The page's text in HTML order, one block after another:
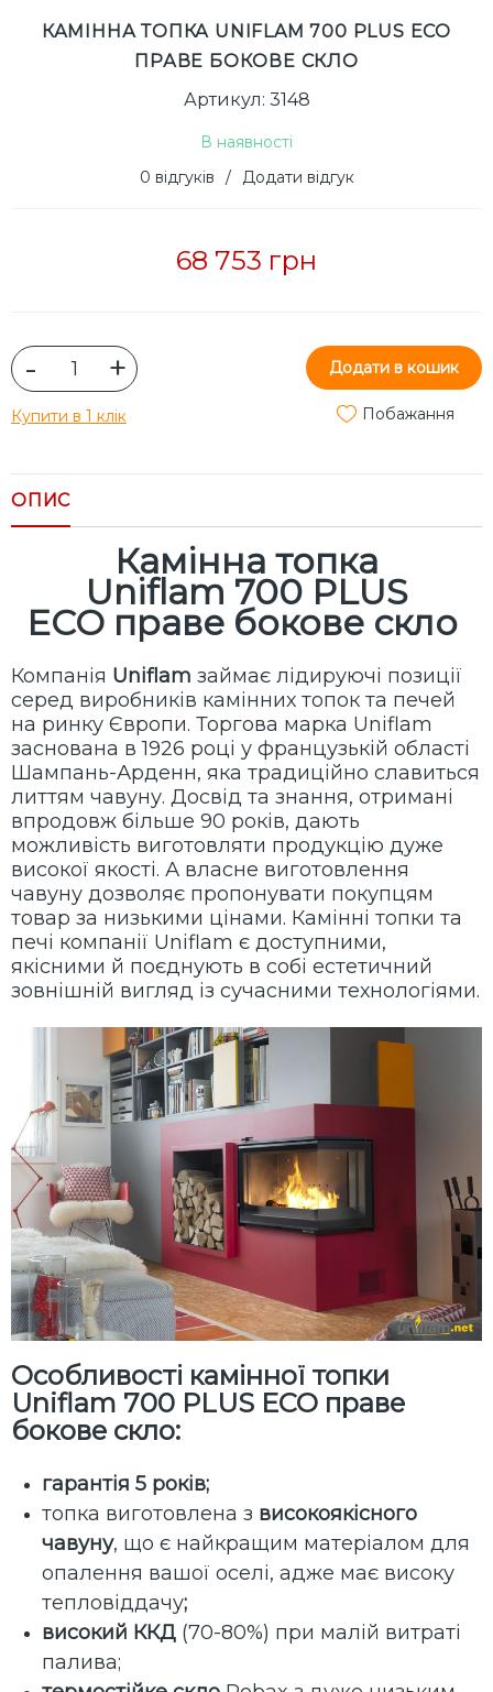
КАМІННА ТОПКА UNIFLAM 700 PLUS ECO
ПРАВЕ БОКОВЕ СКЛО
Артикул: 3148
В наявності
0 відгуків
/ Додати відгук
68 753 грн
- +
Купити в 1 клік
Додати в кошик
Побажання
ОПИС
Камінна топка
Uniflam 700 PLUS
ECO праве бокове скло
Компанія Uniflam займає лідируючі позиції
серед виробників камінних топок та печей
на ринку Європи. Торгова марка Uniflam
заснована в 1926 році у французькій області
Шампань-Арденн, яка традиційно славиться
литтям чавуну. Досвід та знання, отримані
впродовж більше 90 років, дають
можливість виготовляти продукцію дуже
високої якості. А власне виготовлення
чавуну дозволяє пропонувати покупцям
товар за низькими цінами. Камінні топки та
печі компанії Uniflam є доступними,
якісними й поєднують в собі естетичний
зовнішній вигляд із сучасними технологіями.
Особливості камінної топки
Uniflam 700 PLUS ECO праве
бокове скло:
гарантія 5 років;
топка виготовлена ​​з високоякісного
чавуну, що є найкращим матеріалом для
опалення вашої оселі, адже має високу
тепловіддачу;
високий ККД (70-80%) при малій витраті
палива;